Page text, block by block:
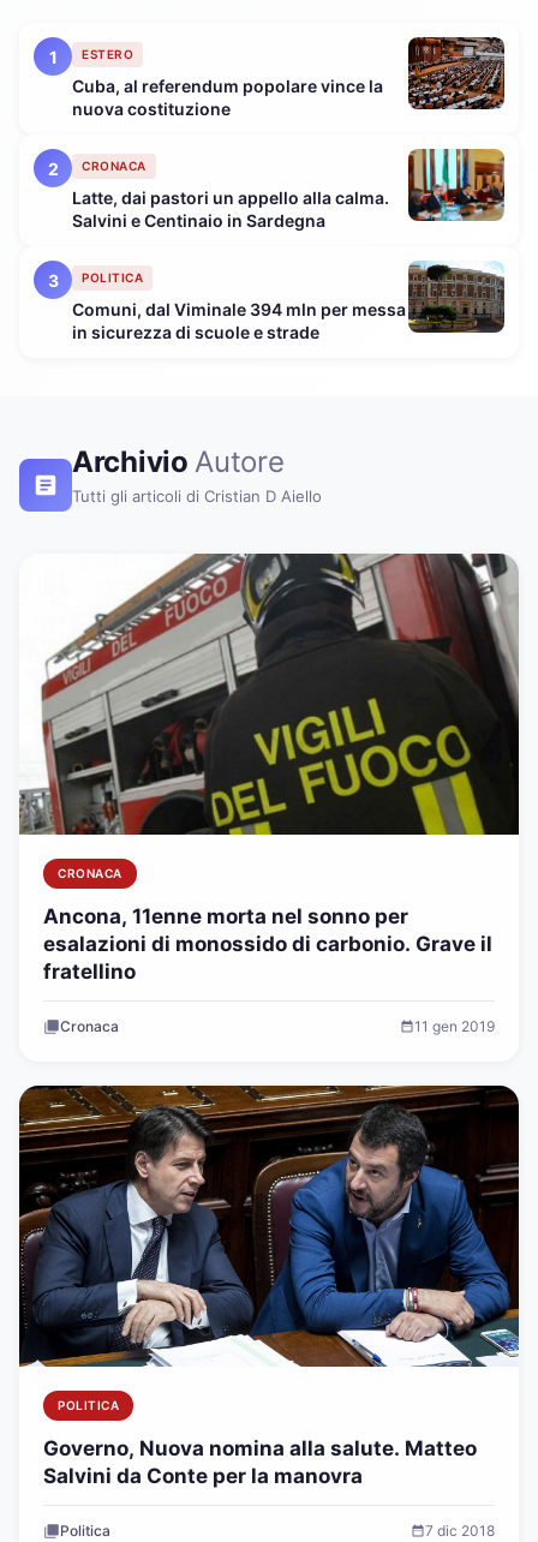
1 ESTERO
Cuba, al referendum popolare vince la
nuova costituzione
2 CRONACA
Latte, dai pastori un appello alla calma.
Salvini e Centinaio in Sardegna
3 POLITICA
Comuni, dal Viminale 394 mln per messa
in sicurezza di scuole e strade
ArchivioAutore
Tutti gli articoli di Cristian D Aiello
CRONACA
Ancona, 11enne morta nel sonno per
esalazioni di monossido di carbonio. Grave il
fratellino
Cronaca 11 gen 2019
POLITICA
Governo, Nuova nomina alla salute. Matteo
Salvini da Conte per la manovra
Politica 7 dic 2018